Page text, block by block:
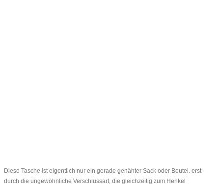
Diese Tasche ist eigentlich nur ein gerade genähter Sack oder Beutel. erst
durch die ungewöhnliche Verschlussart, die gleichzeitig zum Henkel